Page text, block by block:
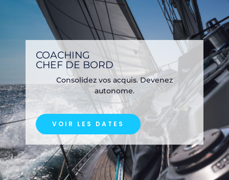
COACHING
CHEF DE BORD
Consolidez vos acquis. Devenez
autonome.
VOIR LES DATES